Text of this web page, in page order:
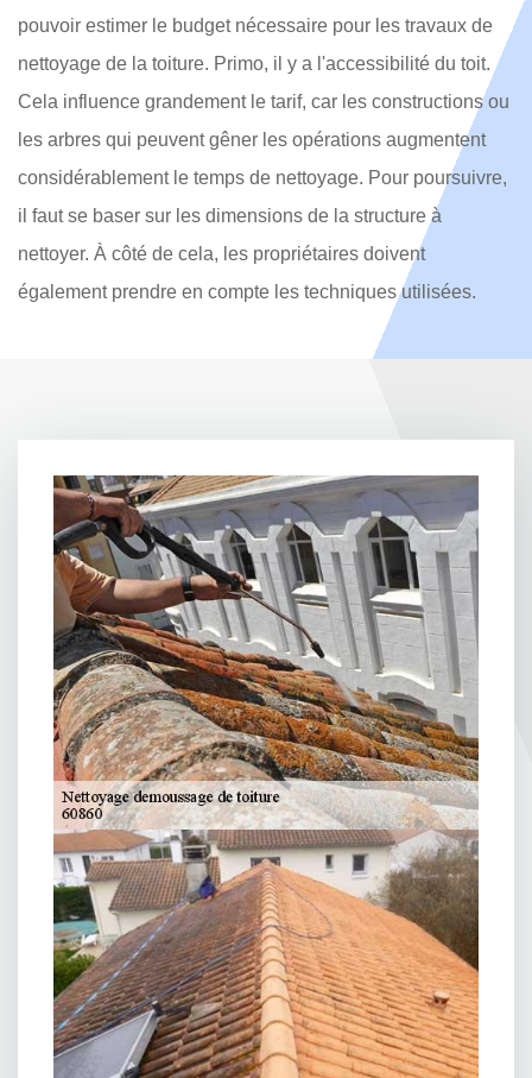
pouvoir estimer le budget nécessaire pour les travaux de
nettoyage de la toiture. Primo, il y a l'accessibilité du toit.
Cela influence grandement le tarif, car les constructions ou
les arbres qui peuvent gêner les opérations augmentent
considérablement le temps de nettoyage. Pour poursuivre,
il faut se baser sur les dimensions de la structure à
nettoyer. À côté de cela, les propriétaires doivent
également prendre en compte les techniques utilisées.